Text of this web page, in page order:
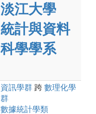
淡江大學
統計與資料
科學學系
資訊學群 跨 數理化學
群
數據統計學類